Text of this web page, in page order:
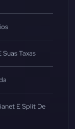
Suas Taxas
E Split De